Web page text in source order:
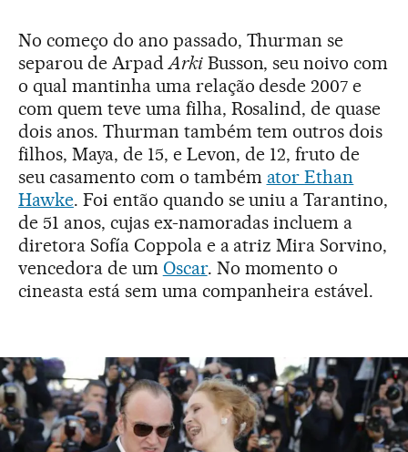
No começo do ano passado, Thurman se
separou de Arpad ArkiBusson, seu noivo com
o qual mantinha uma relação desde 2007 e
com quem teve uma filha, Rosalind, de quase
dois anos. Thurman também tem outros dois
filhos, Maya, de 15, e Levon, de 12, fruto de
seu casamento com o também ator Ethan
Hawke. Foi então quando se uniu a Tarantino,
de 51 anos, cujas ex-namoradas incluem a
diretora Sofía Coppola e a atriz Mira Sorvino,
vencedora de um Oscar. No momento o
cineasta está sem uma companheira estável.